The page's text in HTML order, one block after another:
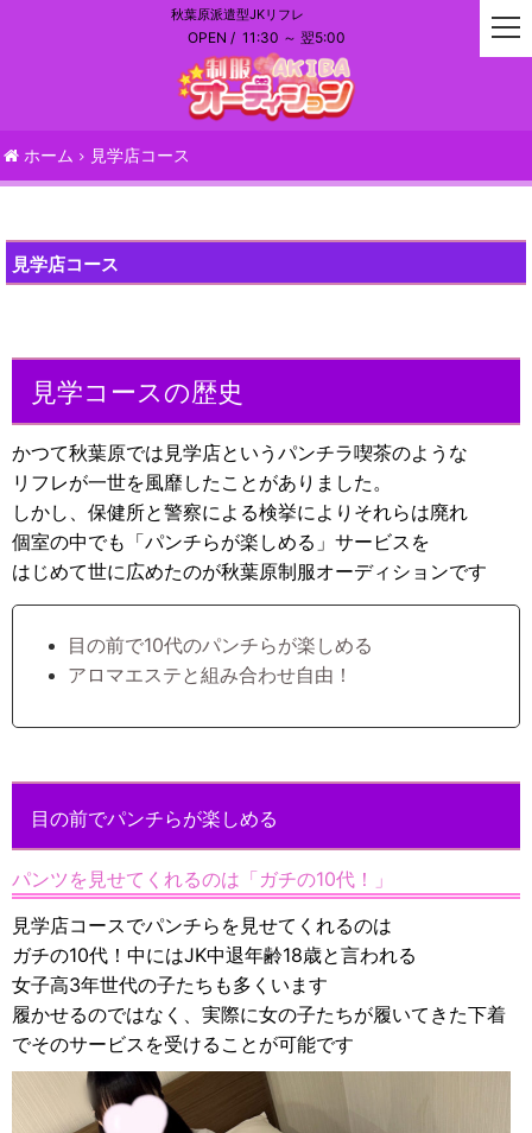
秋葉原派遣型JKリフレ
OPEN / 11:30 ～ 翌5:00
ホーム 見学店コース
見学店コース
見学コースの歴史
かつて秋葉原では見学店というパンチラ喫茶のような
リフレが一世を風靡したことがありました。
しかし、保健所と警察による検挙によりそれらは廃れ
個室の中でも「パンチらが楽しめる」サービスを
はじめて世に広めたのが秋葉原制服オーディションです
目の前で10代のパンチらが楽しめる
アロマエステと組み合わせ自由！
目の前でパンチらが楽しめる
パンツを見せてくれるのは「ガチの10代！」
見学店コースでパンチらを見せてくれるのは
ガチの10代！中にはJK中退年齢18歳と言われる
女子高3年世代の子たちも多くいます
履かせるのではなく、実際に女の子たちが履いてきた下着
でそのサービスを受けることが可能です
t
o
n